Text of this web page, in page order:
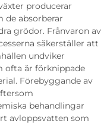
producerar
absorberar
grödor. Frånvaron av
säkerställer att
undviker
ofta är förknippade
Förebyggande av
behandlingar
avloppsvatten som